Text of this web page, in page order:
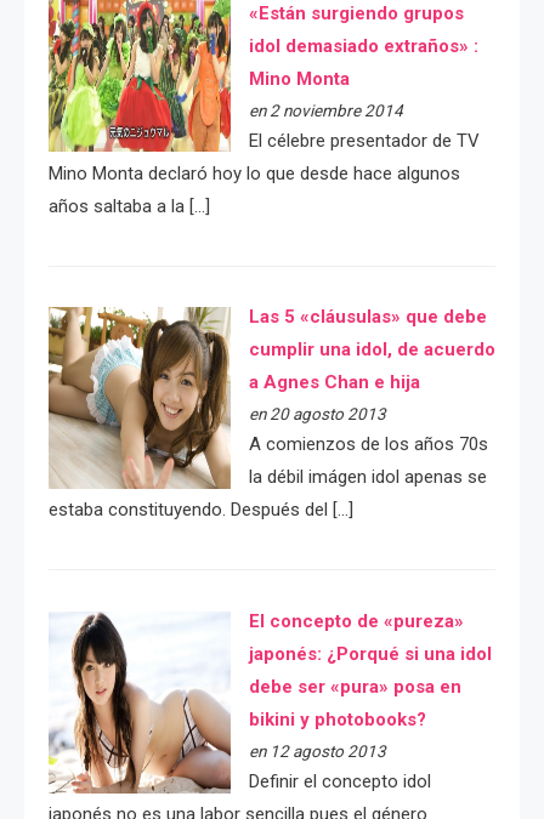
«Están surgiendo grupos
idol demasiado extraños» :
Mino Monta
en 2 noviembre 2014
El célebre presentador de TV
Mino Monta declaró hoy lo que desde hace algunos
años saltaba a la […]
Las 5 «cláusulas» que debe
cumplir una idol, de acuerdo
a Agnes Chan e hija
en 20 agosto 2013
A comienzos de los años 70s
la débil imágen idol apenas se
estaba constituyendo. Después del […]
El concepto de «pureza»
japonés: ¿Porqué si una idol
debe ser «pura» posa en
bikini y photobooks?
en 12 agosto 2013
Definir el concepto idol
japonés no es una labor sencilla pues el género